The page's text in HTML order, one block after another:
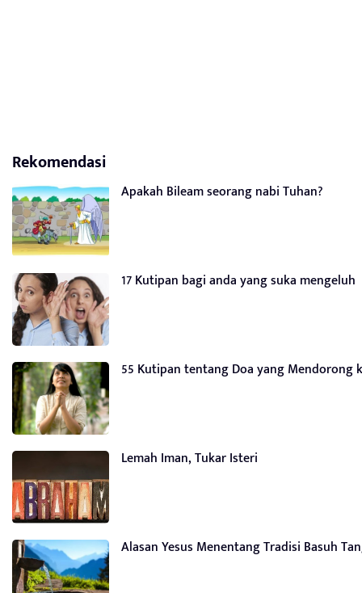
Rekomendasi
Apakah Bileam seorang nabi Tuhan?
17 Kutipan bagi anda yang suka mengeluh
55 Kutipan tentang Doa yang Mendorong
Lemah Iman, Tukar Isteri
Alasan Yesus Menentang Tradisi Basuh